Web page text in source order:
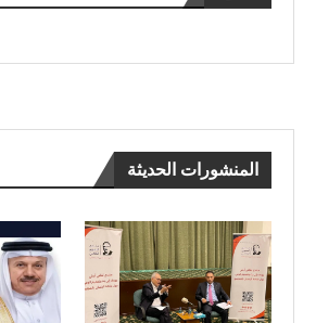
المنشورات الحديثة